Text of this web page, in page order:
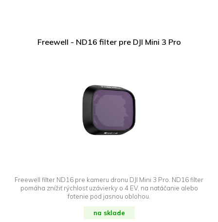
Freewell - ND16 filter pre DJI Mini 3 Pro
Freewell filter ND16 pre kameru dronu DJI Mini 3 Pro. ND16 filter
pomáha znížiť rýchlosť uzávierky o 4 EV, na natáčanie alebo
fotenie pod jasnou oblohou.
na sklade